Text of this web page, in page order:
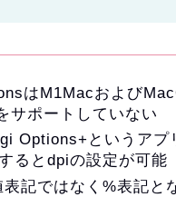
はM1Macおよび
サポートしていない
Options+というアプ
るとdpiの設定が可能
記ではなく%表記と